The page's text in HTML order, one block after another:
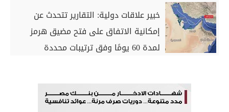
خبير علاقات دولية: التقارير تتحدث عن
إمكانية الاتفاق على فتح مضيق هرمز
لمدة 60 يومًا وفق ترتيبات محددة